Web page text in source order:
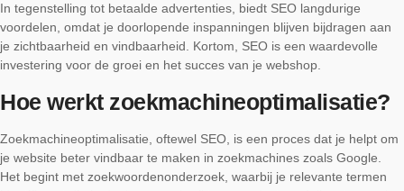
In tegenstelling tot betaalde advertenties, biedt SEO langdurige
voordelen, omdat je doorlopende inspanningen blijven bijdragen aan
je zichtbaarheid en vindbaarheid. Kortom, SEO is een waardevolle
investering voor de groei en het succes van je webshop.
Hoe werkt zoekmachineoptimalisatie?
Zoekmachineoptimalisatie, oftewel SEO, is een proces dat je helpt om
je website beter vindbaar te maken in zoekmachines zoals Google.
Het begint met zoekwoordenonderzoek, waarbij je relevante termen